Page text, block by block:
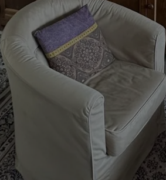
intervenons pour les cessations
et la liquidation de stocks. Service